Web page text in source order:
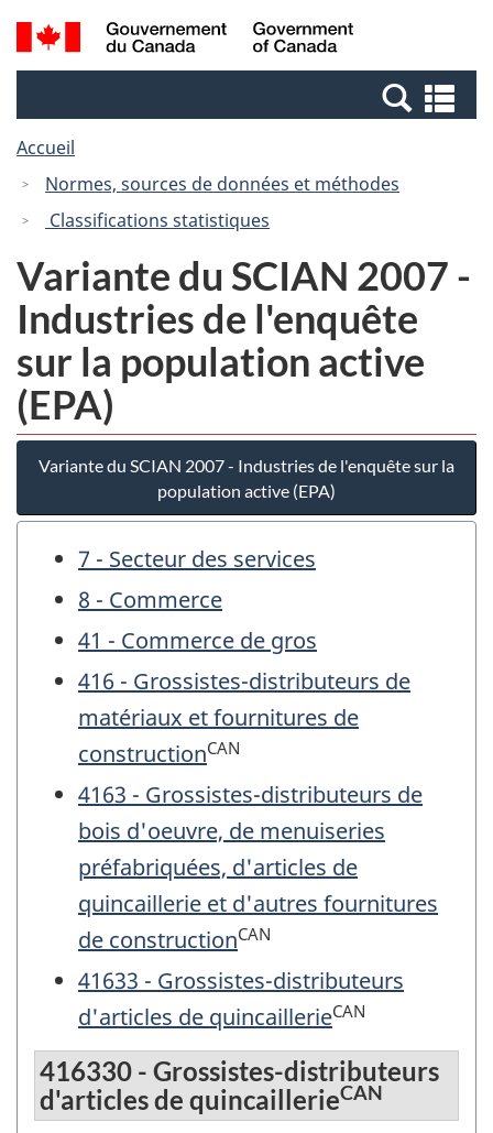
Passer
au
Passer
à
Canada
Recherche
et
et
Accueil
Normes, sources de données et méthodes
Classifications statistiques
Variante du SCIAN 2007 -
Industries de l'enquête
sur la population active
(EPA)
Variante du SCIAN 2007 - Industries de l'enquête sur la
population active (EPA)
7 - Secteur des services
8 - Commerce
41 - Commerce de gros
416 - Grossistes-distributeurs de
matériaux et fournitures de
constructionCAN
4163 - Grossistes-distributeurs de
bois d'oeuvre, de menuiseries
préfabriquées, d'articles de
quincaillerie et d'autres fournitures
de constructionCAN
41633 - Grossistes-distributeurs
d'articles de quincaillerieCAN
416330 - Grossistes-distributeurs
d'articles de quincaillerieCAN